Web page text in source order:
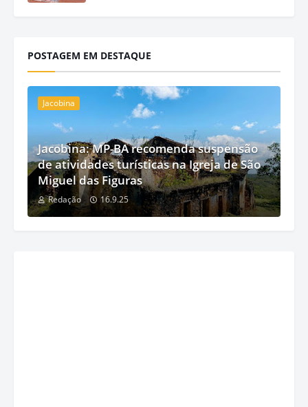
POSTAGEM EM DESTAQUE
Jacobina
Jacobina: MP-BA recomenda suspensão
de atividades turísticas na Igreja de São
Miguel das Figuras
Redação 16.9.25